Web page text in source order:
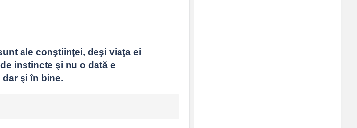
ale conştiinţei, deşi viaţa ei
instincte şi nu o dată e
şi în bine.